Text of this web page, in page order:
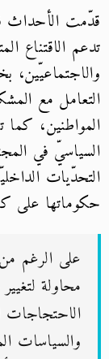
قدّمت الأحداث
تدعم الاقتناع
التعامل مع
المواطنين،
السياسيّ في
التحدّيات
حكوماتها على
على الرغم
محاولة
الاحتجاجات
والسياسات